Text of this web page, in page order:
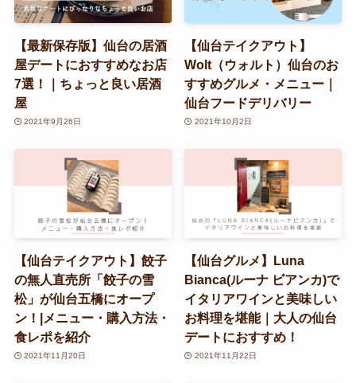
【最新保存版】仙台の居酒
屋デートにおすすめなお店
7選！｜ちょっと良い居酒
屋
2021年9月26日
【仙台テイクアウト】
Wolt（ウォルト）仙台のお
すすめグルメ・メニュー｜
仙台フードデリバリー
2021年10月2日
【仙台テイクアウト】餃子
の無人直売所「餃子の雪
松」が仙台五橋にオープ
ン！|メニュー・購入方法・
食レポを紹介
2021年11月20日
【仙台グルメ】Luna
Bianca(ルーナ ビアンカ)で
イタリアワインと美味しい
お料理を堪能｜大人の仙台
デートにおすすめ！
2021年11月22日